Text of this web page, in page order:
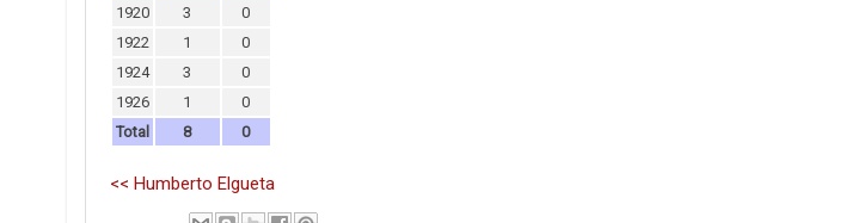
1920
3
0
1922
1
0
1924
3
0
1926
1
0
Total
8 0
<< Humberto Elgueta